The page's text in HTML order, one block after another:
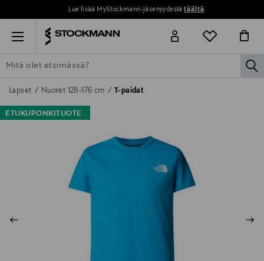
Lue lisää MyStockmann-jäsenyydestätäältä
Menu
ETSI KAIKKI NAISET MIEHET
Lapset Nuoret 128-176 cm T-paidat
ETUKUPONKITUOTE